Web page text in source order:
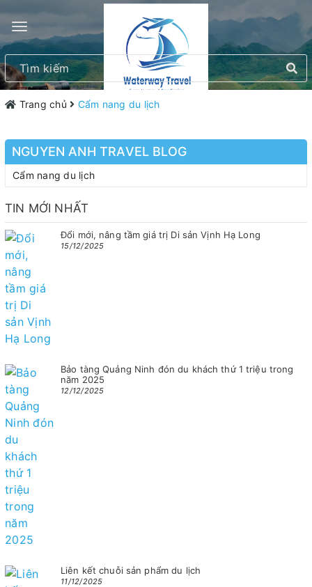
Trang chủ Cẩm nang du lịch
NGUYEN ANH TRAVEL BLOG
Cẩm nang du lịch
TIN MỚI NHẤT
Đổi mới, nâng tầm giá trị Di sản Vịnh Hạ Long
15/12/2025
Bảo tàng Quảng Ninh đón du khách thứ 1 triệu trong
năm 2025
12/12/2025
Liên kết chuỗi sản phẩm du lịch
11/12/2025